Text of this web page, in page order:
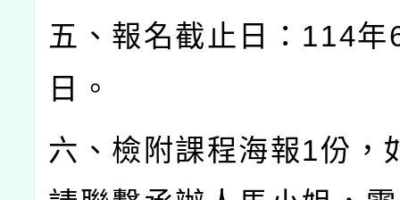
五、報名截止日： 114年
日。
六、檢附課程海報1份，